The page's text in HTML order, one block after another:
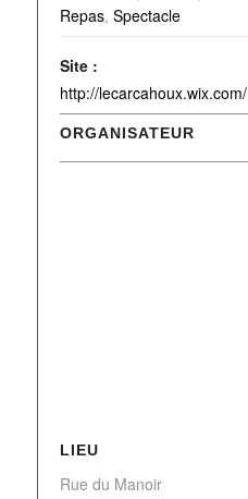
Repas, Spectacle
Site :
http://lecarcahoux.wix.com/
ORGANISATEUR
LIEU
Rue du Manoir